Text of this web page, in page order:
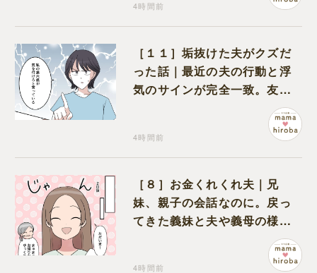
4時間前
［１１］垢抜けた夫がクズだ
った話｜最近の夫の行動と浮
気のサインが完全一致。友人
4時間前
［８］お金くれくれ夫｜兄
妹、親子の会話なのに。戻っ
てきた義妹と夫や義母の様子
4時間前